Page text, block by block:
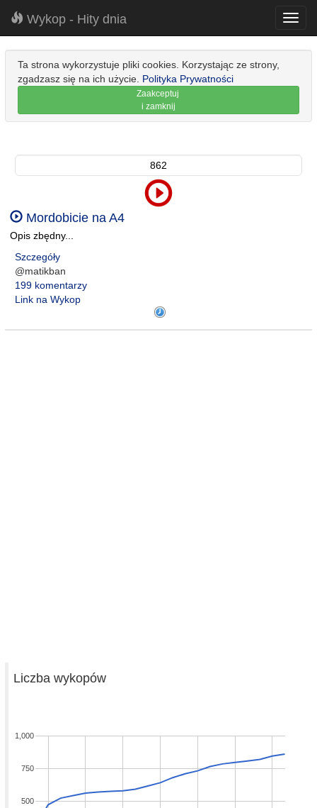
Wykop - Hity dnia
Ta strona wykorzystuje pliki cookies. Korzystając ze strony,
zgadzasz się na ich użycie. Polityka Prywatności
Zaakceptuj
i zamknij
862
Mordobicie na A4
Opis zbędny...
Szczegóły
@matikban
199 komentarzy
Link na Wykop
Liczba wykopów
500
750
1,000